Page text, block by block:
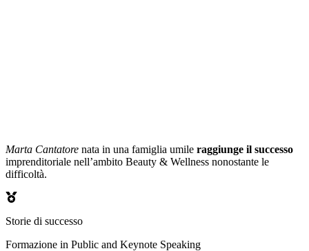
Marta Cantatore nata in una famiglia umile raggiunge il successo
imprenditoriale nell’ambito Beauty & Wellness nonostante le
difficoltà.
Storie di successo
Formazione in Public and Keynote Speaking